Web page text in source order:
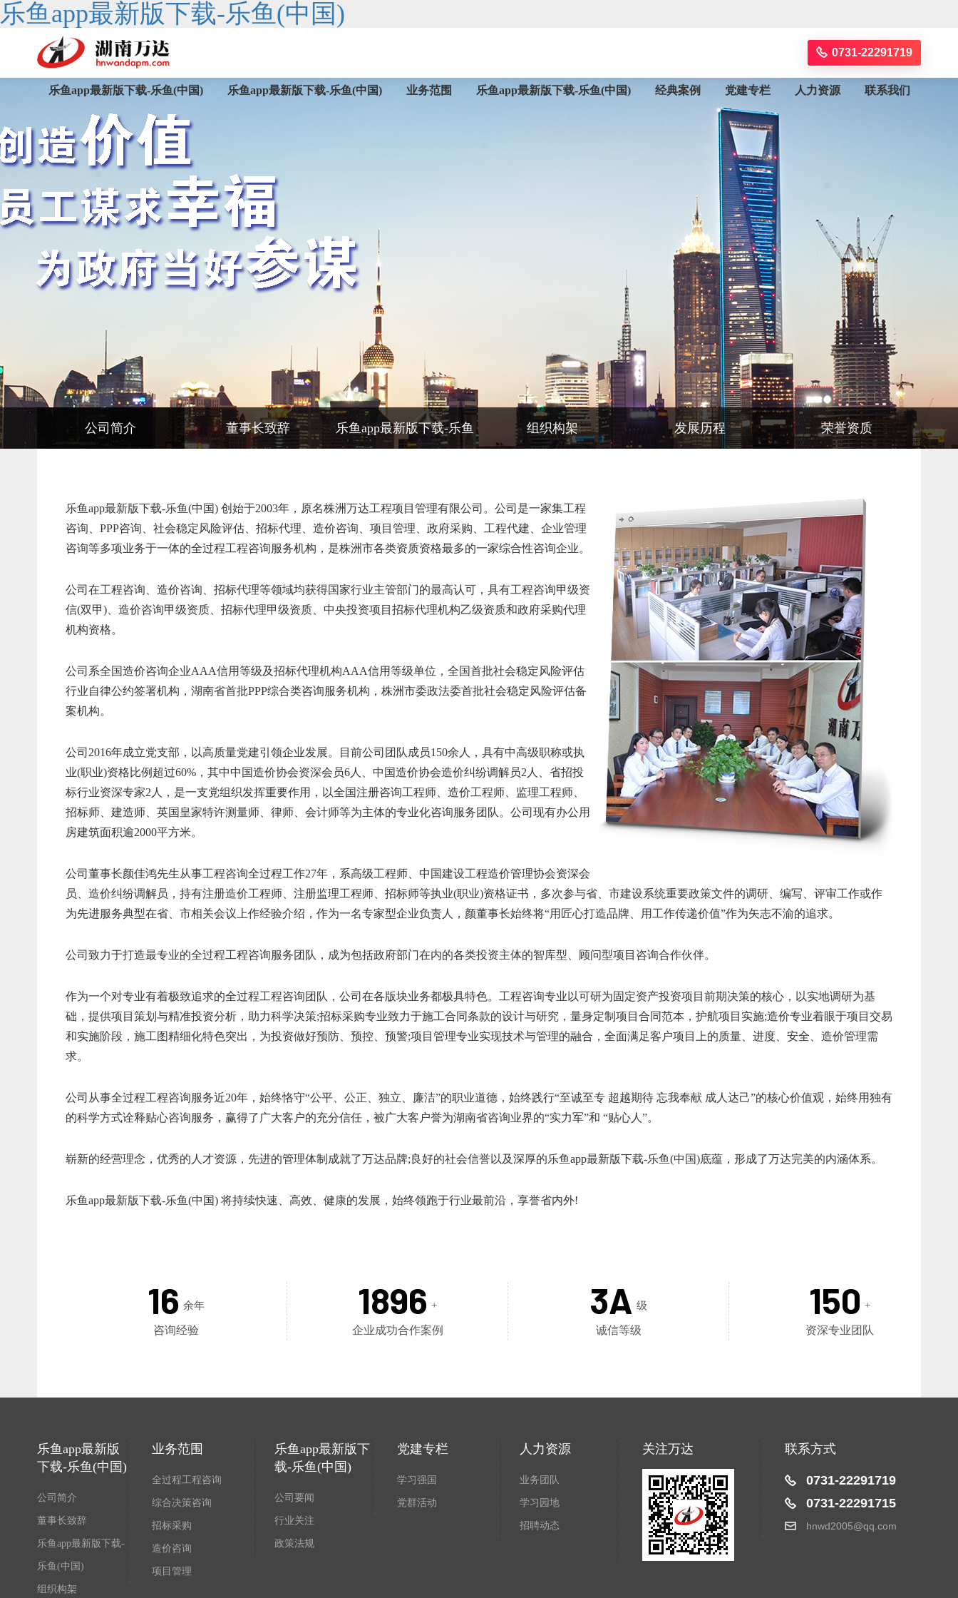
乐鱼app最新版下载-乐鱼(中国)
0731-22291719
乐鱼app最新版下载-乐鱼(中国) 乐鱼app最新版下载-乐鱼(中国) 业务范围 乐鱼app最新版下载-乐鱼(中国) 经典案例 党建专栏 人力资源 联系我们
公司简介 董事长致辞 乐鱼app最新版下载-乐鱼 组织构架 发展历程 荣誉资质
乐鱼app最新版下载-乐鱼(中国) 创始于2003年，原名株洲万达工程项目管理有限公司。公司是一家集工程
咨询、PPP咨询、社会稳定风险评估、招标代理、造价咨询、项目管理、政府采购、工程代建、企业管理
咨询等多项业务于一体的全过程工程咨询服务机构，是株洲市各类资质资格最多的一家综合性咨询企业。
公司在工程咨询、造价咨询、招标代理等领域均获得国家行业主管部门的最高认可，具有工程咨询甲级资
信(双甲)、造价咨询甲级资质、招标代理甲级资质、中央投资项目招标代理机构乙级资质和政府采购代理
机构资格。
公司系全国造价咨询企业AAA信用等级及招标代理机构AAA信用等级单位，全国首批社会稳定风险评估
行业自律公约签署机构，湖南省首批PPP综合类咨询服务机构，株洲市委政法委首批社会稳定风险评估备
案机构。
公司2016年成立党支部，以高质量党建引领企业发展。目前公司团队成员150余人，具有中高级职称或执
业(职业)资格比例超过60%，其中中国造价协会资深会员6人、中国造价协会造价纠纷调解员2人、省招投
标行业资深专家2人，是一支党组织发挥重要作用，以全国注册咨询工程师、造价工程师、监理工程师、
招标师、建造师、英国皇家特许测量师、律师、会计师等为主体的专业化咨询服务团队。公司现有办公用
房建筑面积逾2000平方米。
公司董事长颜佳鸿先生从事工程咨询全过程工作27年，系高级工程师、中国建设工程造价管理协会资深会
员、造价纠纷调解员，持有注册造价工程师、注册监理工程师、招标师等执业(职业)资格证书，多次参与省、市建设系统重要政策文件的调研、编写、评审工作或作
为先进服务典型在省、市相关会议上作经验介绍，作为一名专家型企业负责人，颜董事长始终将“用匠心打造品牌、用工作传递价值”作为矢志不渝的追求。
公司致力于打造最专业的全过程工程咨询服务团队，成为包括政府部门在内的各类投资主体的智库型、顾问型项目咨询合作伙伴。
作为一个对专业有着极致追求的全过程工程咨询团队，公司在各版块业务都极具特色。工程咨询专业以可研为固定资产投资项目前期决策的核心，以实地调研为基
础，提供项目策划与精准投资分析，助力科学决策;招标采购专业致力于施工合同条款的设计与研究，量身定制项目合同范本，护航项目实施;造价专业着眼于项目交易
和实施阶段，施工图精细化特色突出，为投资做好预防、预控、预警;项目管理专业实现技术与管理的融合，全面满足客户项目上的质量、进度、安全、造价管理需
求。
公司从事全过程工程咨询服务近20年，始终恪守“公平、公正、独立、廉洁”的职业道德，始终践行“至诚至专 超越期待 忘我奉献 成人达己”的核心价值观，始终用独有
的科学方式诠释贴心咨询服务，赢得了广大客户的充分信任，被广大客户誉为湖南省咨询业界的“实力军”和 “贴心人”。
崭新的经营理念，优秀的人才资源，先进的管理体制成就了万达品牌;良好的社会信誉以及深厚的乐鱼app最新版下载-乐鱼(中国)底蕴，形成了万达完美的内涵体系。
乐鱼app最新版下载-乐鱼(中国) 将持续快速、高效、健康的发展，始终领跑于行业最前沿，享誉省内外!
16 余年
咨询经验
1896 +
企业成功合作案例
3A 级
诚信等级
150 +
资深专业团队
乐鱼app最新版
下载-乐鱼(中国)
公司简介
董事长致辞
乐鱼app最新版下载-
乐鱼(中国)
组织构架
业务范围
全过程工程咨询
综合决策咨询
招标采购
造价咨询
项目管理
乐鱼app最新版下
载-乐鱼(中国)
公司要闻
行业关注
政策法规
党建专栏
学习强国
党群活动
人力资源
业务团队
学习园地
招聘动态
关注万达 联系方式
0731-22291719
0731-22291715
hnwd2005@qq.com